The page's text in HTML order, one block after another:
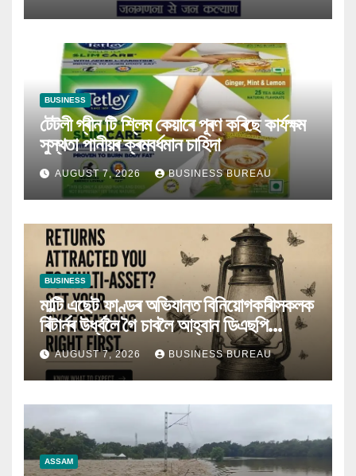
BUSINESS
টেটলী গ্ৰীন টি শ্লিম কেয়াৰে পূৰণ কৰিছে কাৰ্যক্ষম
সুস্থতা পানীয়ৰ ক্ৰমবৰ্ধমান চাহিদা
AUGUST 7, 2026 BUSINESS BUREAU
BUSINESS
মাল্টি এছেট ফাণ্ডৰ অভিযানত বিনিয়োগকাৰীসকলক
ৰিটাৰ্নৰ উৰ্ধ্বলৈ গৈ চাবলৈ আহ্বান ডিএছপি
মিউচুৱেল ফাণ্ডৰ
AUGUST 7, 2026 BUSINESS BUREAU
ASSAM